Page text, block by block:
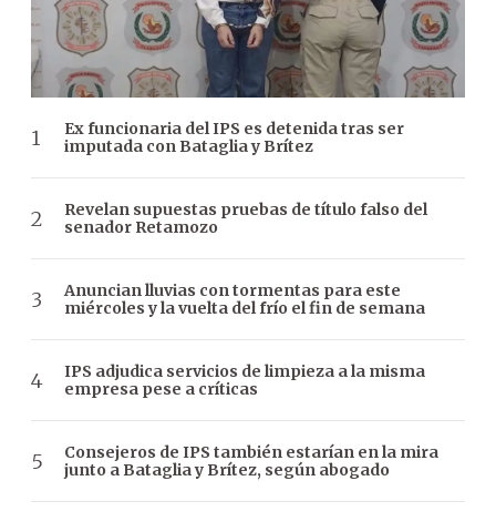
Ex funcionaria del IPS es detenida tras ser
imputada con Bataglia y Brítez
Revelan supuestas pruebas de título falso del
senador Retamozo
Anuncian lluvias con tormentas para este
miércoles y la vuelta del frío el fin de semana
IPS adjudica servicios de limpieza a la misma
empresa pese a críticas
Consejeros de IPS también estarían en la mira
junto a Bataglia y Brítez, según abogado